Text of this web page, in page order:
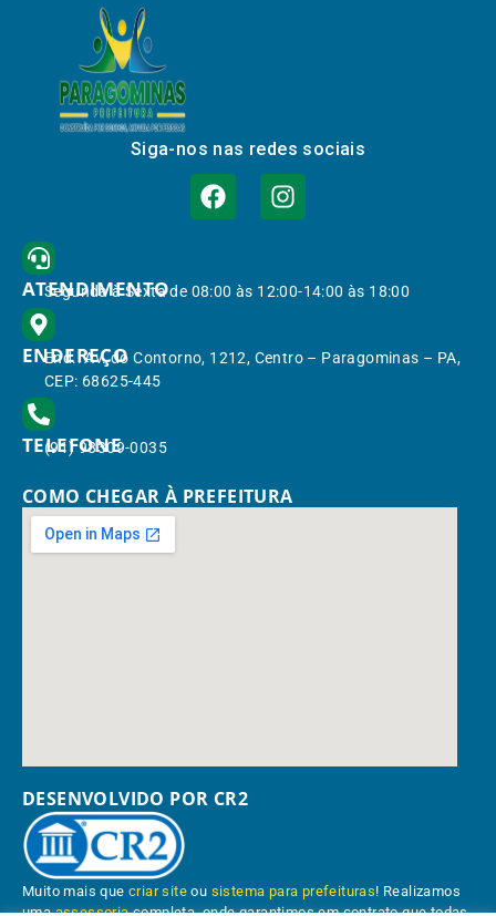
Siga-nos nas redes sociais
ATENDIMENTO
Segunda à Sexta de 08:00 às 12:00-14:00 às 18:00
ENDEREÇO
End.: Av. do Contorno, 1212, Centro – Paragominas – PA,
CEP: 68625-445
TELEFONE
(91) 98309-0035
COMO CHEGAR À PREFEITURA
DESENVOLVIDO POR CR2
Muito mais quecriar site ou sistema para prefeituras! Realizamos
umaassessoriacompleta, onde garantimos em contrato que todas